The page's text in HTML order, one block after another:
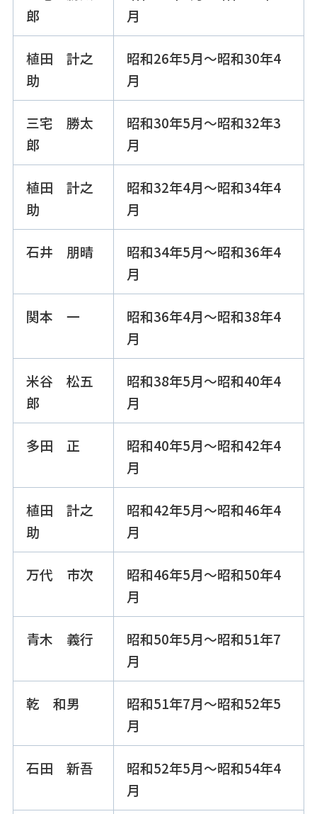
郎
月
植田 計之
助
昭和26年5月～昭和30年4
月
三宅 勝太
郎
昭和30年5月～昭和32年3
月
植田 計之
助
昭和32年4月～昭和34年4
月
石井 朋晴
昭和34年5月～昭和36年4
月
関本 一
昭和36年4月～昭和38年4
月
米谷 松五
郎
昭和38年5月～昭和40年4
月
多田 正
昭和40年5月～昭和42年4
月
植田 計之
助
昭和42年5月～昭和46年4
月
万代 市次
昭和46年5月～昭和50年4
月
青木 義行
昭和50年5月～昭和51年7
月
乾 和男
昭和51年7月～昭和52年5
月
石田 新吾
昭和52年5月～昭和54年4
月